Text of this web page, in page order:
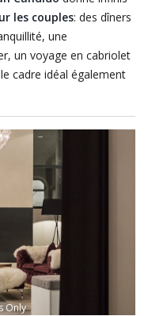
les couples: des dîners
une
un voyage en cabriolet
cadre idéal également
(payants) vraiment
couple
mémorable:
le lac de Dobbiaco ou
Fiscalina, le petit-
Candido, un bouquet de
Only